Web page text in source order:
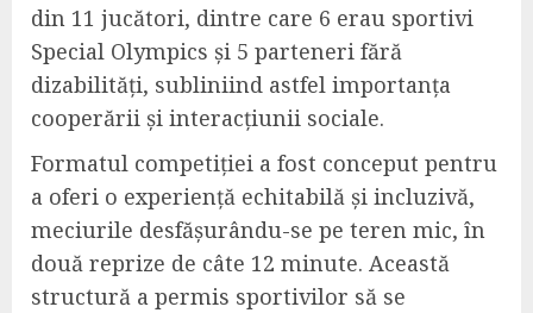
din 11 jucători, dintre care 6 erau sportivi
Special Olympics și 5 parteneri fără
dizabilități, subliniind astfel importanța
cooperării și interacțiunii sociale.
Formatul competiției a fost conceput pentru
a oferi o experiență echitabilă și incluzivă,
meciurile desfășurându-se pe teren mic, în
două reprize de câte 12 minute. Această
structură a permis sportivilor să se